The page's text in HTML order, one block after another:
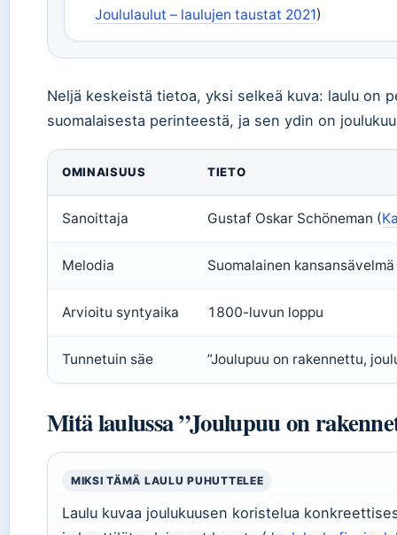
Joululaulut – laulujen taustat 2021)
Neljä keskeistä tietoa, yksi selkeä kuva: laulu on
suomalaisesta perinteestä, ja sen ydin on
OMINAISUUS TIETO
Sanoittaja Gustaf Oskar Schöneman (
Melodia Suomalainen
Arvioitu syntyaika 1800-luvun loppu
Tunnetuin säe ”Joulupuu on rakennettu,
Mitä laulussa ”Joulupuu on
MIKSI TÄMÄ LAULU PUHUTTELEE
Laulu kuvaa joulukuusen koristelua